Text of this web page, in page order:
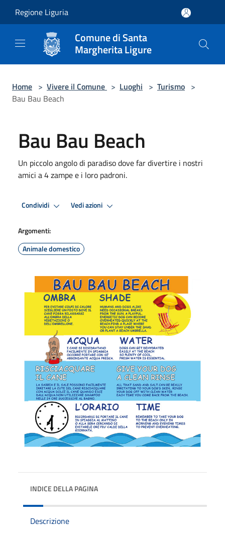
Regione Liguria
Comune di Santa
Margherita Ligure
Home > Vivere il Comune > Luoghi > Turismo >
Bau Bau Beach
Bau Bau Beach
Un piccolo angolo di paradiso dove far divertire i nostri
amici a 4 zampe e i loro padroni.
Condividi Vedi azioni
Argomenti:
Animale domestico
INDICE DELLA PAGINA
Descrizione